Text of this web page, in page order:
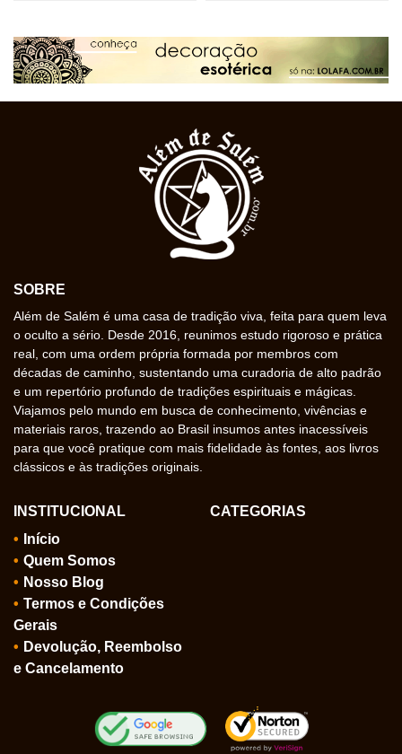
SOBRE
Além de Salém é uma casa de tradição viva, feita para quem leva
o oculto a sério. Desde 2016, reunimos estudo rigoroso e prática
real, com uma ordem própria formada por membros com
décadas de caminho, sustentando uma curadoria de alto padrão
e um repertório profundo de tradições espirituais e mágicas.
Viajamos pelo mundo em busca de conhecimento, vivências e
materiais raros, trazendo ao Brasil insumos antes inacessíveis
para que você pratique com mais fidelidade às fontes, aos livros
clássicos e às tradições originais.
INSTITUCIONAL
Início
Quem Somos
Nosso Blog
Termos e Condições
Gerais
Devolução, Reembolso
e Cancelamento
CATEGORIAS